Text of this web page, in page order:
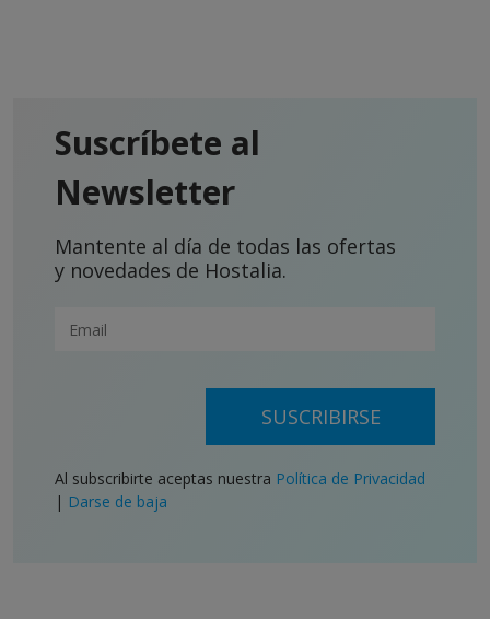
Suscríbete al
Newsletter
Mantente al día de todas las ofertas
y novedades de Hostalia.
SUSCRIBIRSE
Al subscribirte aceptas nuestra Política de Privacidad
| Darse de baja